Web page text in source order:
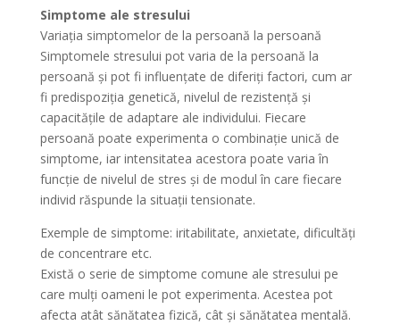
Simptome ale stresului
Variația simptomelor de la persoană la persoană
Simptomele stresului pot varia de la persoană la
persoană și pot fi influențate de diferiți factori, cum ar
fi predispoziția genetică, nivelul de rezistență și
capacitățile de adaptare ale individului. Fiecare
persoană poate experimenta o combinație unică de
simptome, iar intensitatea acestora poate varia în
funcție de nivelul de stres și de modul în care fiecare
individ răspunde la situații tensionate.
Exemple de simptome: iritabilitate, anxietate, dificultăți
de concentrare etc.
Există o serie de simptome comune ale stresului pe
care mulți oameni le pot experimenta. Acestea pot
afecta atât sănătatea fizică, cât și sănătatea mentală.